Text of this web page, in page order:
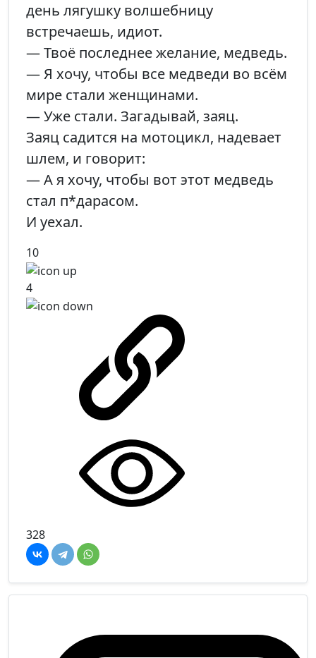
день лягушку волшебницу
встречаешь, идиот.
— Твоё последнее желание, медведь.
— Я хочу, чтобы все медведи во всём
мире стали женщинами.
— Уже стали. Загадывай, заяц.
Заяц садится на мотоцикл, надевает
шлем, и говорит:
— А я хочу, чтобы вот этот медведь
стал п*дарасом.
И уехал.
10
4
328